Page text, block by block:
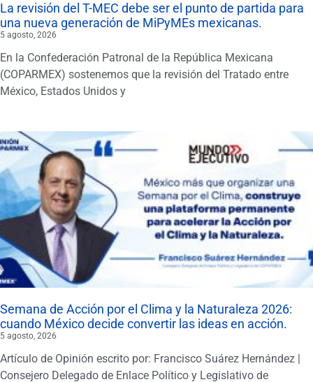
La revisión del T-MEC debe ser el punto de partida para
una nueva generación de MiPyMEs mexicanas.
5 agosto, 2026
En la Confederación Patronal de la República Mexicana
(COPARMEX) sostenemos que la revisión del Tratado entre
México, Estados Unidos y
Semana de Acción por el Clima y la Naturaleza 2026:
cuando México decide convertir las ideas en acción.
5 agosto, 2026
Artículo de Opinión escrito por: Francisco Suárez Hernández |
Consejero Delegado de Enlace Político y Legislativo de